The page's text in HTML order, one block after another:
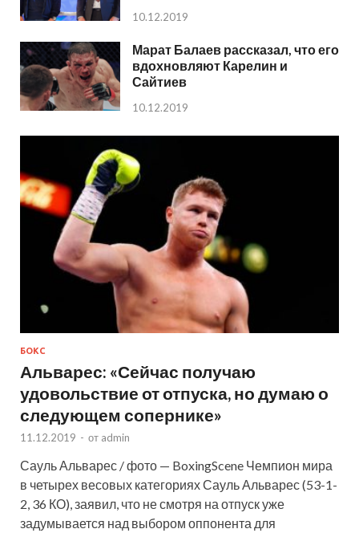
10.12.2019
Марат Балаев рассказал, что его
вдохновляют Карелин и
Сайтиев
10.12.2019
БОКС
Альварес: «Сейчас получаю
удовольствие от отпуска, но думаю о
следующем сопернике»
11.12.2019 - от admin
Сауль Альварес / фото — BoxingScene Чемпион мира
в четырех весовых категориях Сауль Альварес (53-1-
2, 36 КО), заявил, что не смотря на отпуск уже
задумывается над выбором оппонента для